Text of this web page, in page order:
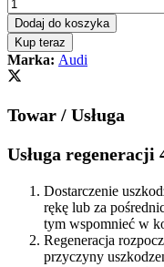
turbina
AUDI
A5
2.0
TDI
170
03L145702N
quantity
Dodaj do koszyka
Kup teraz
Marka: Audi
Towar / Usługa
Usługa regeneracji
Dostarczenie
rękę lub za
tym wspomnieć w
Regeneracja
przyczyny